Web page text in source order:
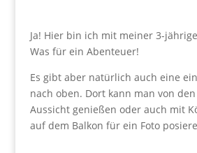
Ja! Hier bin ich mit meiner 3-
Was für ein Abenteuer!
Es gibt aber natürlich auch eine
nach oben. Dort kann man von
Aussicht genießen oder auch mit
auf dem Balkon für ein Foto